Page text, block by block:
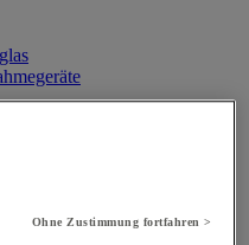
Ohne Zustimmung fortfahren >